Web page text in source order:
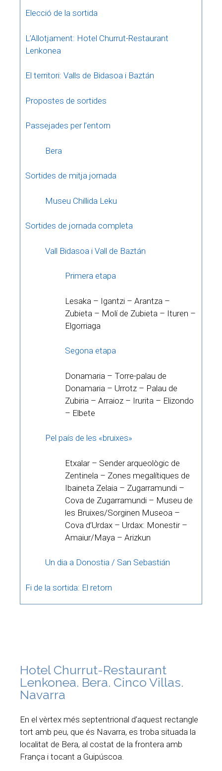
Elecció de la sortida
L’Allotjament: Hotel Churrut-Restaurant
Lenkonea
El territori: Valls de Bidasoa i Baztán
Propostes de sortides
Passejades per l’entorn
Bera
Sortides de mitja jornada
Museu Chillida Leku
Sortides de jornada completa
Vall Bidasoa i Vall de Baztán
Primera etapa
Lesaka – Igantzi – Arantza –
Zubieta – Molí de Zubieta – Ituren –
Elgorriaga
Segona etapa
Donamaria – Torre-palau de
Donamaria – Urrotz – Palau de
Zubiria – Arraioz – Irurita – Elizondo
– Elbete
Pel país de les «bruixes»
Etxalar – Sender arqueològic de
Zentinela – Zones megalítiques de
Ibaineta Zelaia – Zugarramundi –
Cova de Zugarramundi – Museu de
les Bruixes/Sorginen Museoa –
Cova d’Urdax – Urdax: Monestir –
Amaiur/Maya – Arizkun
Un dia a Donostia / San Sebastián
Fi de la sortida: El retorn
Hotel Churrut-Restaurant
Lenkonea. Bera. Cinco Villas.
Navarra
En el vèrtex més septentrional d’aquest rectangle
tort amb peu, que és Navarra, es troba situada la
localitat de Bera, al costat de la frontera amb
França i tocant a Guipúscoa.